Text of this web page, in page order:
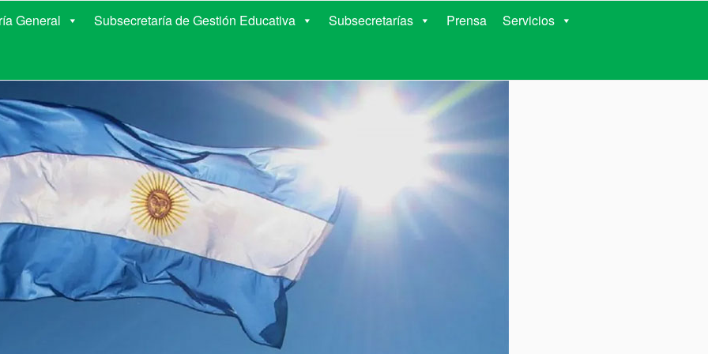
EDUCACIÓN DE CORRIENTES
General Subsecretaría de Gestión Educativa Subsecretarías Prensa Servicios